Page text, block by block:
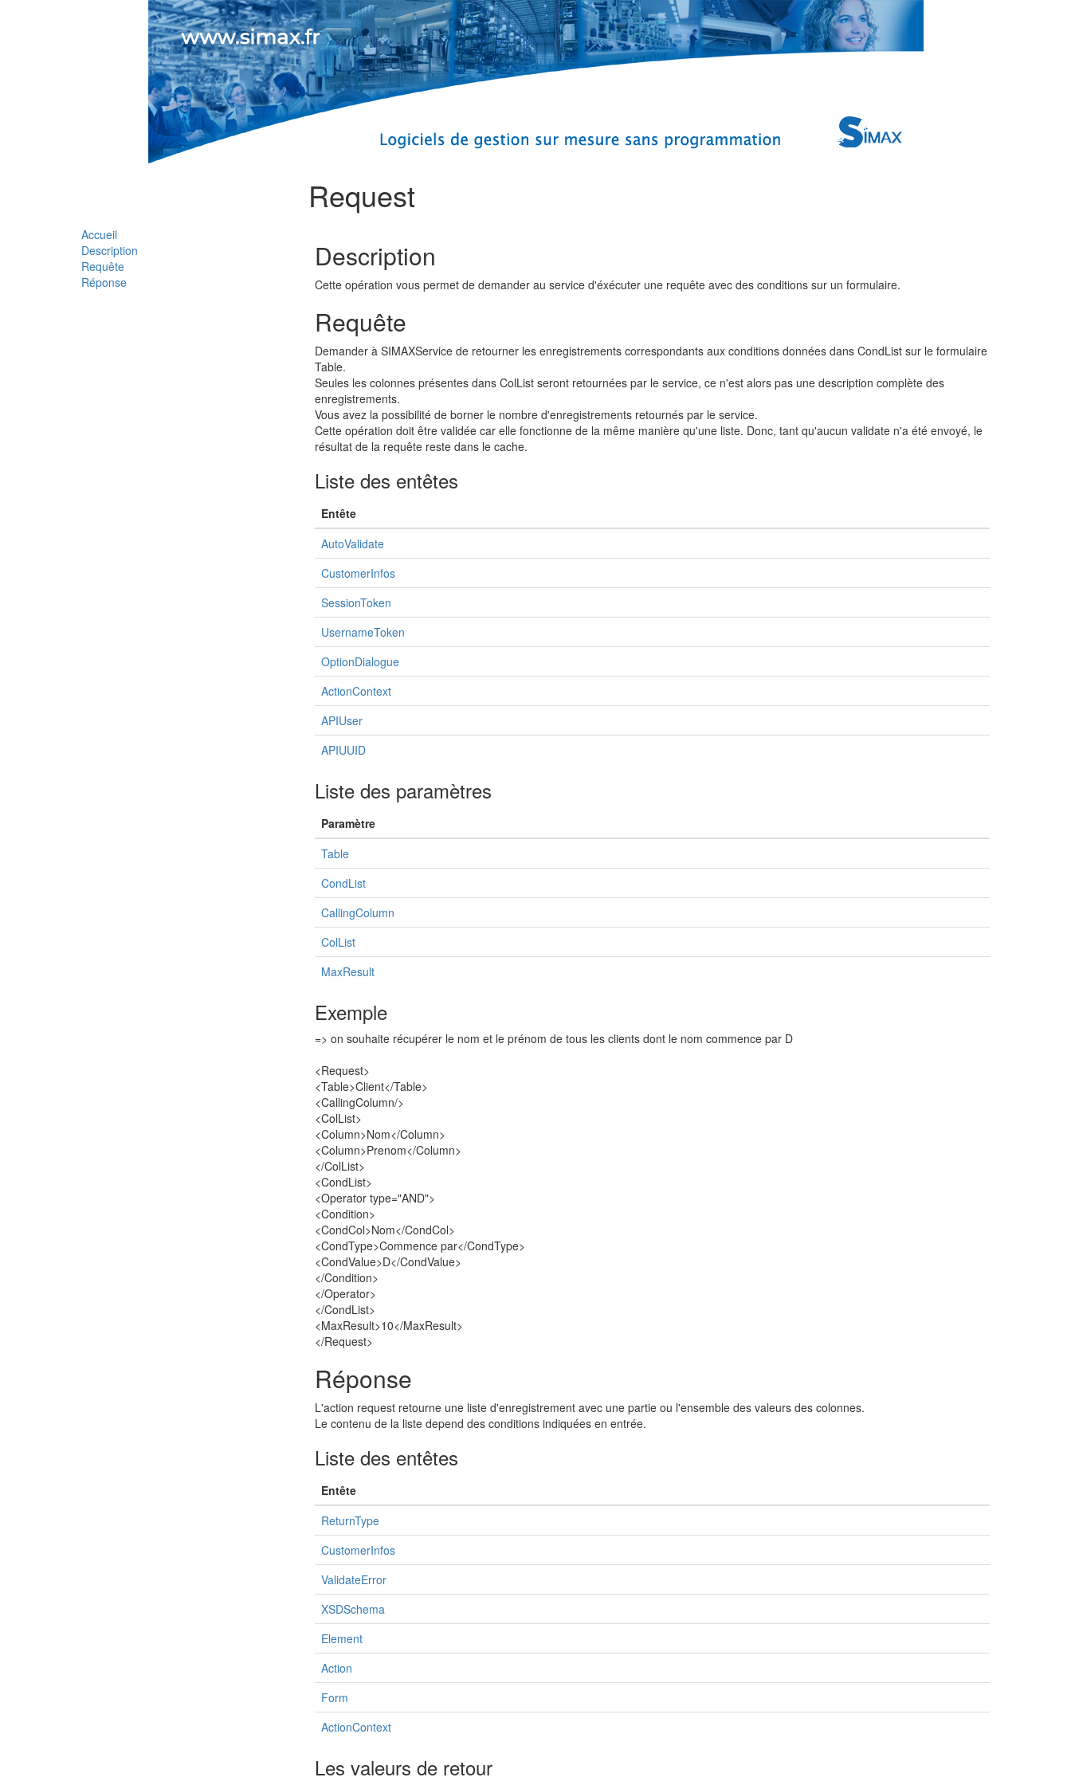
Request
Accueil
Description
Requête
Réponse
Description
Cette opération vous permet de demander au service d'éxécuter une requête avec des conditions sur un formulaire.
Requête
Demander à SIMAXService de retourner les enregistrements correspondants aux conditions données dans CondList sur le formulaire
Table.
Seules les colonnes présentes dans ColList seront retournées par le service, ce n'est alors pas une description complète des
enregistrements.
Vous avez la possibilité de borner le nombre d'enregistrements retournés par le service.
Cette opération doit être validée car elle fonctionne de la même manière qu'une liste. Donc, tant qu'aucun validate n'a été envoyé, le
résultat de la requête reste dans le cache.
Liste des entêtes
Entête
AutoValidate
CustomerInfos
SessionToken
UsernameToken
OptionDialogue
ActionContext
APIUser
APIUUID
Liste des paramètres
Paramètre
Table
CondList
CallingColumn
ColList
MaxResult
Exemple
=> on souhaite récupérer le nom et le prénom de tous les clients dont le nom commence par D
<Request>
<Table>Client</Table>
<CallingColumn/>
<ColList>
<Column>Nom</Column>
<Column>Prenom</Column>
</ColList>
<CondList>
<Operator type="AND">
<Condition>
<CondCol>Nom</CondCol>
<CondType>Commence par</CondType>
<CondValue>D</CondValue>
</Condition>
</Operator>
</CondList>
<MaxResult>10</MaxResult>
</Request>
Réponse
L'action request retourne une liste d'enregistrement avec une partie ou l'ensemble des valeurs des colonnes.
Le contenu de la liste depend des conditions indiquées en entrée.
Liste des entêtes
Entête
ReturnType
CustomerInfos
ValidateError
XSDSchema
Element
Action
Form
ActionContext
Les valeurs de retour